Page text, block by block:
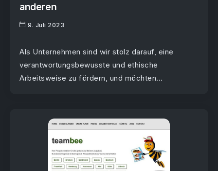
anderen
9. Juli 2023
Als Unternehmen sind wir stolz darauf, eine
verantwortungsbewusste und ethische
Arbeitsweise zu fördern, und möchten...